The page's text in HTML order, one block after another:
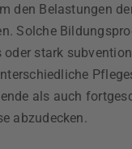
den Belastungen
Solche
stark
als auch
abzudecken.